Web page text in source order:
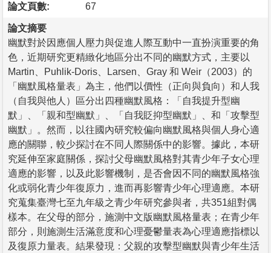
論文頁數: 67
論文摘要
幽默對於因應個人壓力與促進人際互動中一直扮演重要的角
色，近期研究更精緻化地區分出不同的幽默方式，主要以
Martin、Puhlik-Doris、Larsen、Gray 和 Weir（2003）的
「幽默風格量表」為主，他們以價性（正向與負向）和人我
（自我與他人）區分出四種幽默風格：「自我提升型幽
默」、「親和型幽默」、「自我貶抑型幽默」、和「攻擊型
幽默」。然而，以往國內研究較偏向幽默風格與個人身心適
應的關聯，較少探討在不同人際關係中的影響。據此，本研
究延伸至家庭關係，探討父母幽默風格對其青少年子女心理
適應的影響，以及此影響機制，是否會因不同的幽默風格強
化或弱化青少年復原力，進而再影響青少年心理適應。本研
究蒐集臺灣七至九年級之青少年研究參與者，共351組對偶
樣本。在父母的部分，施測中文版幽默風格量表；在青少年
部分，則施測生活滿意度和心理憂鬱量表為心理適應指標以
及復原力量表。結果發現：父親的攻擊型幽默與青少年生活